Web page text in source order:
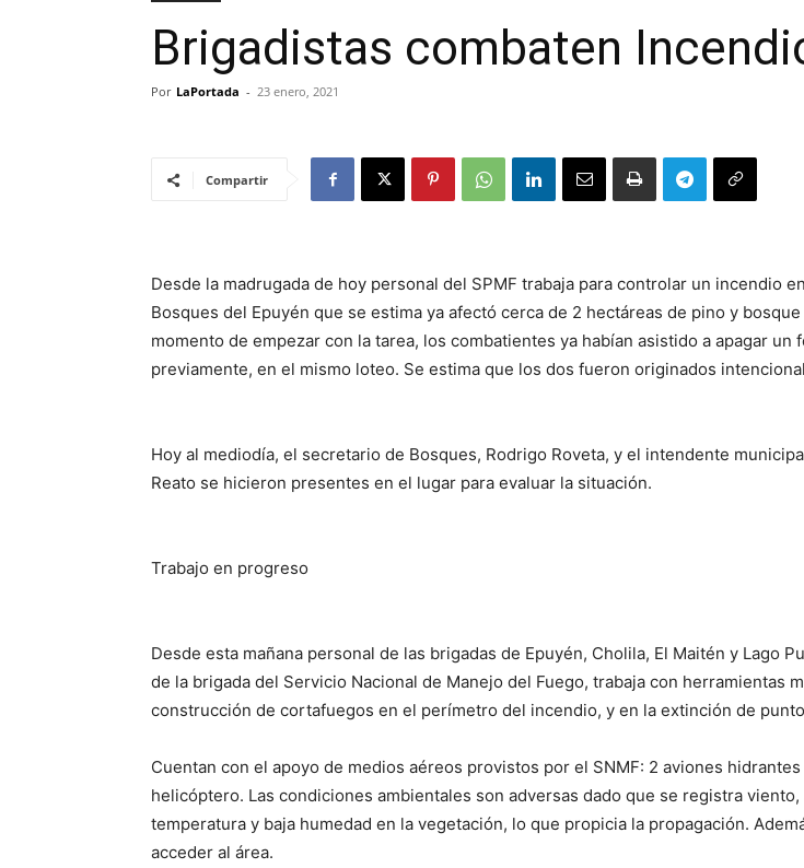
Brigadistas combaten
Por LaPortada - 23 enero, 2021
Compartir
Desde la madrugada de hoy personal del SPMF trabaja para controlar un incendio
Bosques del Epuyén que se estima ya afectó cerca de 2 hectáreas de pino y
momento de empezar con la tarea, los combatientes ya habían asistido a apagar un
previamente, en el mismo loteo. Se estima que los dos fueron originados
Hoy al mediodía, el secretario de Bosques, Rodrigo Roveta, y el intendente
Reato se hicieron presentes en el lugar para evaluar la situación.
Trabajo en progreso
Desde esta mañana personal de las brigadas de Epuyén, Cholila, El Maitén y Lago
de la brigada del Servicio Nacional de Manejo del Fuego, trabaja con herramientas
construcción de cortafuegos en el perímetro del incendio, y en la extinción de
Cuentan con el apoyo de medios aéreos provistos por el SNMF: 2 aviones hidrantes
helicóptero. Las condiciones ambientales son adversas dado que se registra viento,
temperatura y baja humedad en la vegetación, lo que propicia la propagación.
acceder al área.